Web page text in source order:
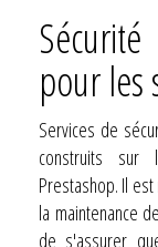
pour les
Services de
construits sur
Prestashop. Il
la maintenance
de s'assurer